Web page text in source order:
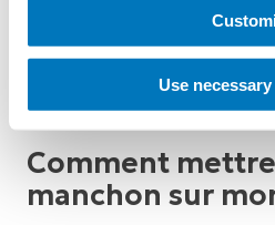
Use
Comment
manchon sur